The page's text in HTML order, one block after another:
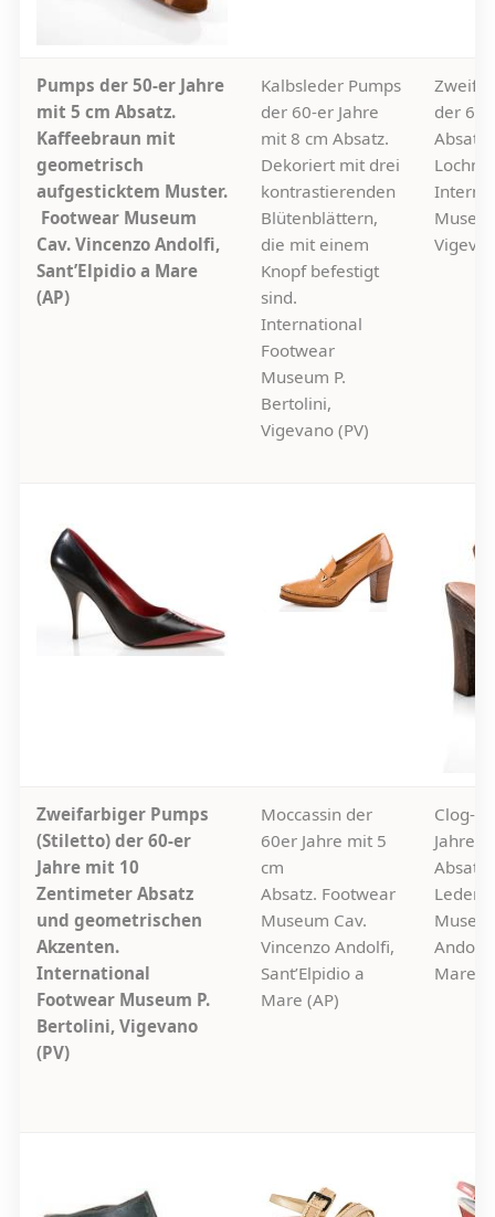
Pumps der 50-er Jahre
mit 5 cm Absatz.
Kaffeebraun mit
geometrisch
aufgesticktem Muster.
Footwear Museum
Cav. Vincenzo Andolfi,
Sant’Elpidio a Mare
(AP)
Kalbsleder Pumps
der 60-er Jahre
mit 8 cm Absatz.
Dekoriert mit drei
kontrastierenden
Blütenblättern,
die mit einem
Knopf befestigt
sind.
International
Footwear
Museum P.
Bertolini,
Vigevano (PV)
der 60-
Absatz
Zweifarbiger Pumps
(Stiletto) der 60-er
Jahre mit 10
Zentimeter Absatz
und geometrischen
Akzenten.
International
Footwear Museum P.
Bertolini, Vigevano
(PV)
Moccassin der
60er Jahre mit 5
cm
Absatz. Footwear
Museum Cav.
Vincenzo Andolfi,
Sant’Elpidio a
Mare (AP)
Clog-
Jahre
Leder,
Andolfi,
Mare